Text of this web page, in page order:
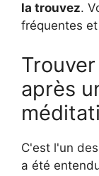
la trouvez.
fréquentes
après
C'est l'un
a été